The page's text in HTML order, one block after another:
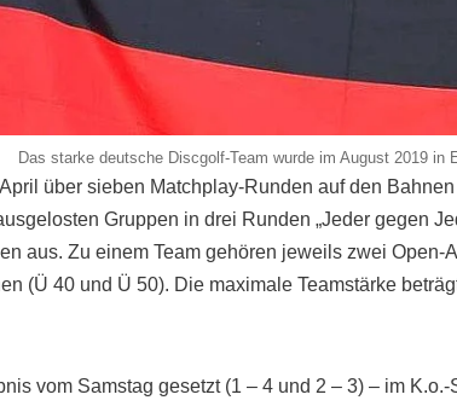
Das starke deutsche Discgolf-Team wurde im August 2019 in
über sieben Matchplay-Runden auf den
Gruppen in drei Runden „Jeder gegen
aus. Zu einem Team gehören jeweils zwei
(Ü 40 und Ü 50). Die maximale Teamstärke
vom Samstag gesetzt (1 – 4 und 2 – 3) – im